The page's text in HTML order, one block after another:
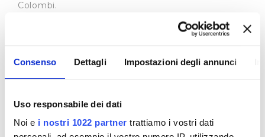
Consenso Dettagli Impostazioni degli annunci
Uso responsabile dei dati
Noi e i nostri 1022 partner trattiamo i vostri dati
Colombi.
Il recapito appositamente dedicato alla
presentazione di dette istante è il seguente:
accessocivico@publiacqua.it
qualificato e deve essere soddisfatta entro 30
dell’informazione o del dato richiesto sul sito